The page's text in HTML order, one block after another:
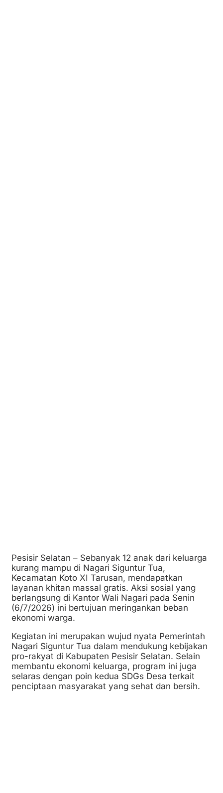
Pesisir Selatan – Sebanyak 12 anak dari keluarga
kurang mampu di Nagari Siguntur Tua,
Kecamatan Koto XI Tarusan, mendapatkan
layanan khitan massal gratis. Aksi sosial yang
berlangsung di Kantor Wali Nagari pada Senin
(6/7/2026) ini bertujuan meringankan beban
ekonomi warga.
Kegiatan ini merupakan wujud nyata Pemerintah
Nagari Siguntur Tua dalam mendukung kebijakan
pro-rakyat di Kabupaten Pesisir Selatan. Selain
membantu ekonomi keluarga, program ini juga
selaras dengan poin kedua SDGs Desa terkait
penciptaan masyarakat yang sehat dan bersih.